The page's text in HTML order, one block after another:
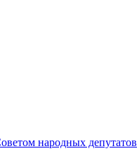
народных депутатов